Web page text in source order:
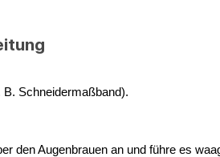
Schneidermaßband).
den Augenbrauen an und führe es